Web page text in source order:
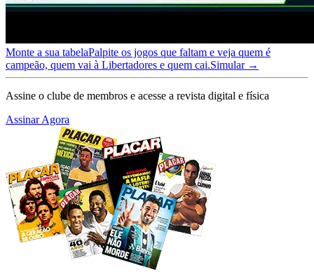
Monte a sua tabelaPalpite os jogos que faltam e veja quem é
campeão, quem vai à Libertadores e quem cai.Simular →
Assine o clube de membros e acesse a revista digital e física
Assinar Agora